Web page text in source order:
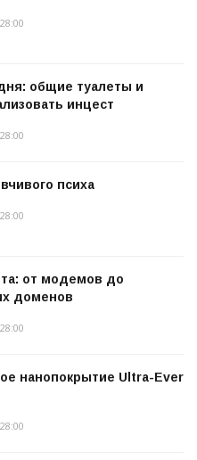
общие туалеты и
инцест
психа
от модемов до
доменов
нанопокрытие Ultra-Ever